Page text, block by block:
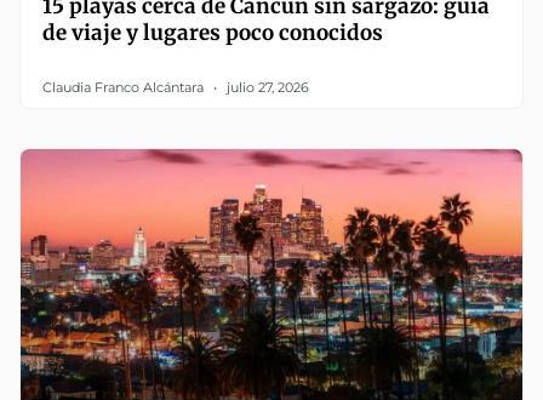
15 playas cerca de Cancún sin sargazo: guía
de viaje y lugares poco conocidos
Claudia Franco Alcántara julio 27, 2026